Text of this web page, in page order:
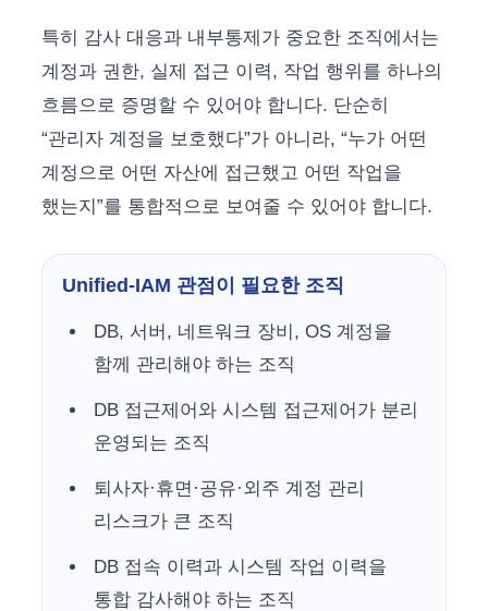
특히 감사 대응과 내부통제가 중요한 조직에서는
계정과 권한, 실제 접근 이력, 작업 행위를 하나의
흐름으로 증명할 수 있어야 합니다. 단순히
“관리자 계정을 보호했다”가 아니라, “누가 어떤
계정으로 어떤 자산에 접근했고 어떤 작업을
했는지”를 통합적으로 보여줄 수 있어야 합니다.
Unified-IAM 관점이 필요한 조직
DB, 서버, 네트워크 장비, OS 계정을
함께 관리해야 하는 조직
DB 접근제어와 시스템 접근제어가 분리
운영되는 조직
퇴사자·휴면·공유·외주 계정 관리
리스크가 큰 조직
DB 접속 이력과 시스템 작업 이력을
통합 감사해야 하는 조직